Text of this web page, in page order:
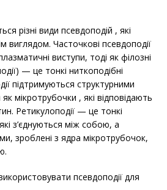
різні види псевдоподій , які
виглядом. Часточкові псевдоподії
виступи, тоді як філозні
— це тонкі ниткоподібні
підтримуються структурними
мікротрубочки , які відповідають
Ретикулоподії — це тонкі
з’єднуються між собою, а
зроблені з ядра мікротрубочок,
псевдоподії для